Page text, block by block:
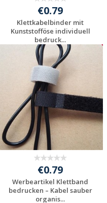
€0.79
Klettkabelbinder mit
Kunststofföse individuell
bedruck...
Jetzt Angebot
anfordern
€0.79
Werbeartikel Klettband
bedrucken – Kabel sauber
organis...